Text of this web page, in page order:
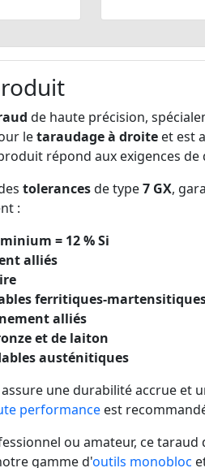
de haute précision,
letaraudage à droite et est
répond aux exigences de
tolerancesde type7 GX,
:
= 12 % Si
alliés
ferritiques-
alliés
et de laiton
austénitiques
assure une durabilité accrue et
performance est
ou amateur, ce
gamme d'outils monobloc